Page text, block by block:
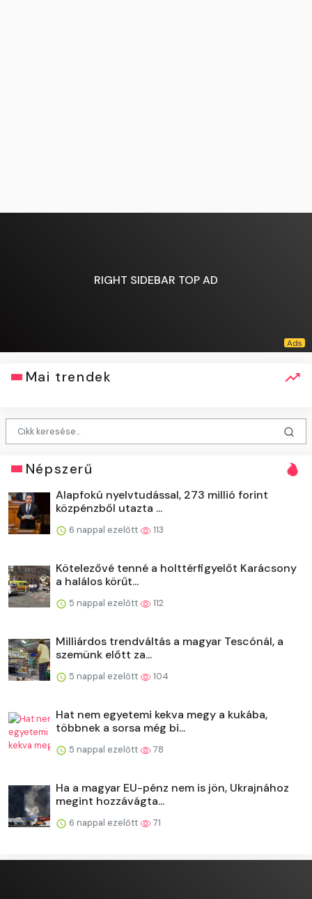
RIGHT SIDEBAR TOP AD
Mai trendek
Népszerű
Alapfokú nyelvtudással, 273 millió forint
közpénzből utazta ...
6 nappal ezelőtt 113
Kötelezővé tenné a holttérfigyelőt Karácsony
a halálos körűt...
5 nappal ezelőtt 112
Milliárdos trendváltás a magyar Tescónál, a
szemünk előtt za...
5 nappal ezelőtt 104
Hat nem egyetemi kekva megy a kukába,
többnek a sorsa még bi...
5 nappal ezelőtt 78
Ha a magyar EU-pénz nem is jön, Ukrajnához
megint hozzávágta...
6 nappal ezelőtt 71